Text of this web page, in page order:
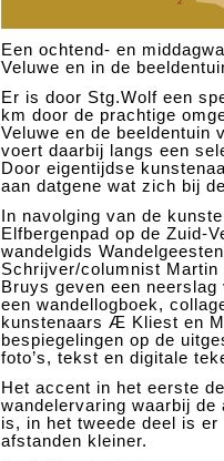
Een ochtend- en
Veluwe en in de
Er is door Stg.Wolf een
km door de prachtige
Veluwe en de beeldentuin
voert daarbij langs een
Door eigentijdse
aan datgene wat zich bij
In navolging van de
Elfbergenpad op de Zuid-
wandelgids
Schrijver/columnist
Bruys geven een
een wandellogboek,
kunstenaars Æ Kliest en
bespiegelingen op de
foto’s, tekst en digitale
Het accent in het eerste
wandelervaring waarbij
is, in het tweede deel is
afstanden kleiner.